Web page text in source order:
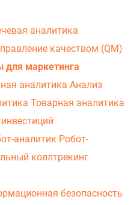
аналитика
качеством (QM)
для маркетинга
аналитика Анализ
Товарная аналитика
аналитик Робот-
коллтрекинг
безопасность